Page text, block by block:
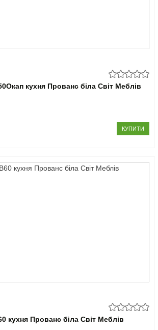
кухня Прованс біла Світ Меблів
КУПИТИ
кухня Прованс біла Світ Меблів